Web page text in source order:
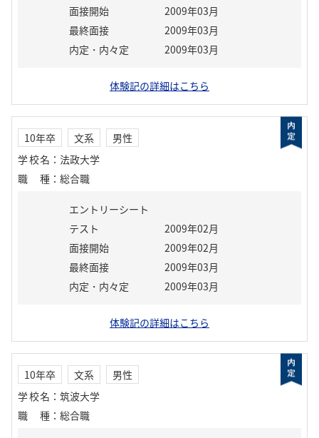
面接開始
2009年03月
最終面接
2009年03月
内定・内々定
2009年03月
体験記の詳細はこちら
10年卒 文系
男性
学校名 ： 法政大学
職種 ： 総合職
エントリーシート
テスト
2009年02月
面接開始
2009年02月
最終面接
2009年03月
内定・内々定
2009年03月
体験記の詳細はこちら
10年卒 文系
男性
学校名 ： 筑波大学
職種 ： 総合職